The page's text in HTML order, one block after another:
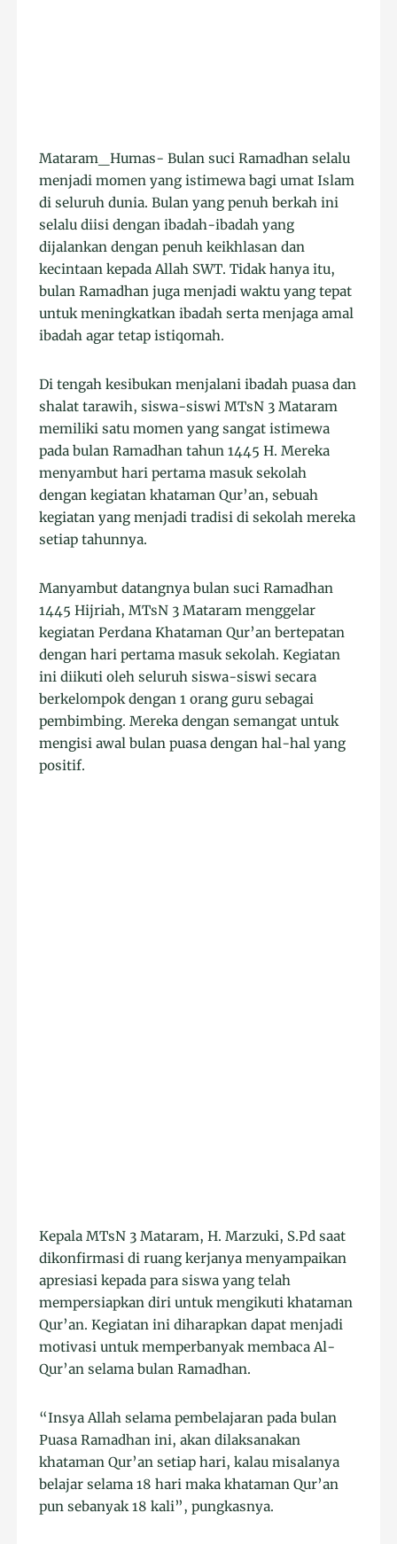
Mataram_Humas- Bulan suci Ramadhan selalu
menjadi momen yang istimewa bagi umat Islam
di seluruh dunia. Bulan yang penuh berkah ini
selalu diisi dengan ibadah-ibadah yang
dijalankan dengan penuh keikhlasan dan
kecintaan kepada Allah SWT. Tidak hanya itu,
bulan Ramadhan juga menjadi waktu yang tepat
untuk meningkatkan ibadah serta menjaga amal
ibadah agar tetap istiqomah.
Di tengah kesibukan menjalani ibadah puasa dan
shalat tarawih, siswa-siswi MTsN 3 Mataram
memiliki satu momen yang sangat istimewa
pada bulan Ramadhan tahun 1445 H. Mereka
menyambut hari pertama masuk sekolah
dengan kegiatan khataman Qur’an, sebuah
kegiatan yang menjadi tradisi di sekolah mereka
setiap tahunnya.
Manyambut datangnya bulan suci Ramadhan
1445 Hijriah, MTsN 3 Mataram menggelar
kegiatan Perdana Khataman Qur’an bertepatan
dengan hari pertama masuk sekolah. Kegiatan
ini diikuti oleh seluruh siswa-siswi secara
berkelompok dengan 1 orang guru sebagai
pembimbing. Mereka dengan semangat untuk
mengisi awal bulan puasa dengan hal-hal yang
positif.
Kepala MTsN 3 Mataram, H. Marzuki, S.Pd saat
dikonfirmasi di ruang kerjanya menyampaikan
apresiasi kepada para siswa yang telah
mempersiapkan diri untuk mengikuti khataman
Qur’an. Kegiatan ini diharapkan dapat menjadi
motivasi untuk memperbanyak membaca Al-
Qur’an selama bulan Ramadhan.
“Insya Allah selama pembelajaran pada bulan
Puasa Ramadhan ini, akan dilaksanakan
khataman Qur’an setiap hari, kalau misalanya
belajar selama 18 hari maka khataman Qur’an
pun sebanyak 18 kali”, pungkasnya.